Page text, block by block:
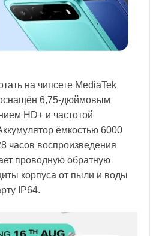
на чипсете MediaTek
6,75-дюймовым
HD+ и частотой
ёмкостью 6000
часов воспроизведения
проводную обратную
корпуса от пыли и воды
IP64.